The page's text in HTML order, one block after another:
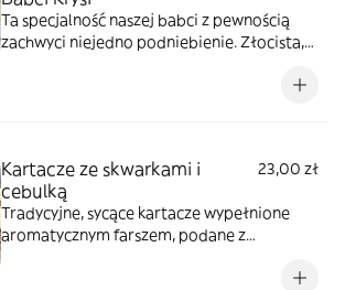
Ta specjalność naszej babci z pewnością
zachwyci niejedno podniebienie. Złocista,
z prawdziwego masła, żółtego sera i ziół.
Kartacze ze skwarkami i
cebulką
23,00 zł
Tradycyjne, sycące kartacze wypełnione
aromatycznym farszem, podane z
To solidne, domowe danie, które zachwyca